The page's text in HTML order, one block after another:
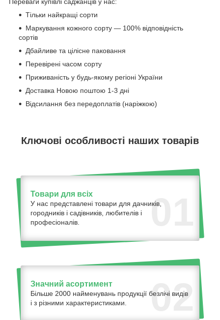
Тільки найкращі сорти
Маркування кожного сорту — 100% відповідність
сортів
Дбайливе та цілісне паковання
Перевірені часом сорту
Приживаність у будь-якому регіоні України
Доставка Новою поштою 1-3 дні
Відсилання без передоплатів (наріжкою)
Ключові особливості наших товарів
01
Товари для всіх
У нас представлені товари для дачників,
городників і садівників, любителів і
професіоналів.
02
Значний асортимент
Більше 2000 найменувань продукції безлічі видів
і з різними характеристиками.